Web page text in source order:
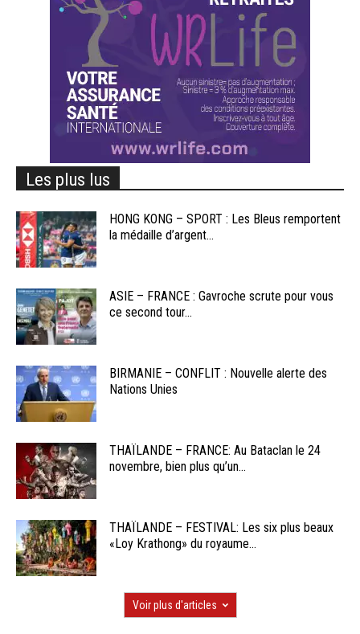
Les plus lus
HONG KONG – SPORT : Les Bleus remportent
la médaille d’argent...
ASIE – FRANCE : Gavroche scrute pour vous
ce second tour...
BIRMANIE – CONFLIT : Nouvelle alerte des
Nations Unies
THAÏLANDE – FRANCE: Au Bataclan le 24
novembre, bien plus qu’un...
THAÏLANDE – FESTIVAL: Les six plus beaux
«Loy Krathong» du royaume...
Voir plus d'articles